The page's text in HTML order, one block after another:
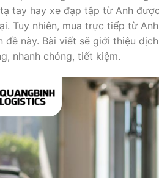
tay hay xe đạp tập từ Anh
Tuy nhiên, mua trực tiếp từ
đề này. Bài viết sẽ giới thiệu
nhanh chóng, tiết kiệm.